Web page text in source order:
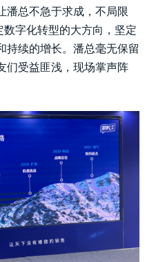
潘总不急于求成，不局限
数字化转型的大方向，坚定
持续的增长。潘总毫无保留
们受益匪浅，现场掌声阵